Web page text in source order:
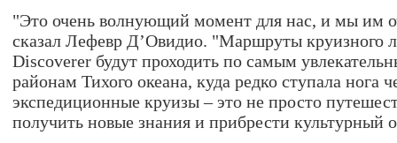
"Это очень волнующий момент для нас, и мы им
сказал Лефевр Д’Овидио. "Маршруты круизного
Discoverer будут проходить по самым
районам Тихого океана, куда редко ступала нога
экспедиционные круизы – это не просто
получить новые знания и прибрести культурный